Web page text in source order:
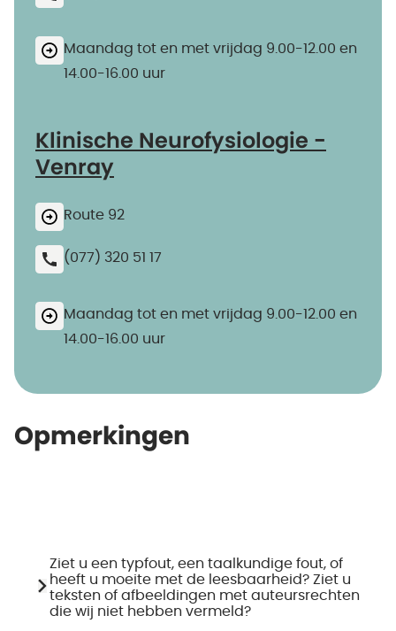
Maandag tot en met vrijdag 9.00-12.00 en
14.00-16.00 uur
Klinische Neurofysiologie -
Venray
Route 92
(077) 320 51 17
Maandag tot en met vrijdag 9.00-12.00 en
14.00-16.00 uur
Opmerkingen
Ziet u een typfout, een taalkundige fout, of
heeft u moeite met de leesbaarheid? Ziet u
teksten of afbeeldingen met auteursrechten
die wij niet hebben vermeld?